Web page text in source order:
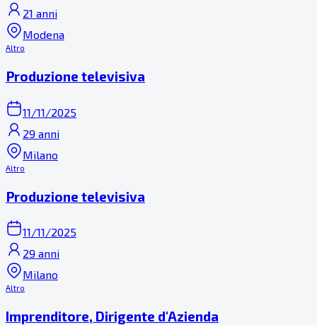
21 anni
Modena
Altro
Produzione televisiva
11/11/2025
29 anni
Milano
Altro
Produzione televisiva
11/11/2025
29 anni
Milano
Altro
Imprenditore, Dirigente d'Azienda